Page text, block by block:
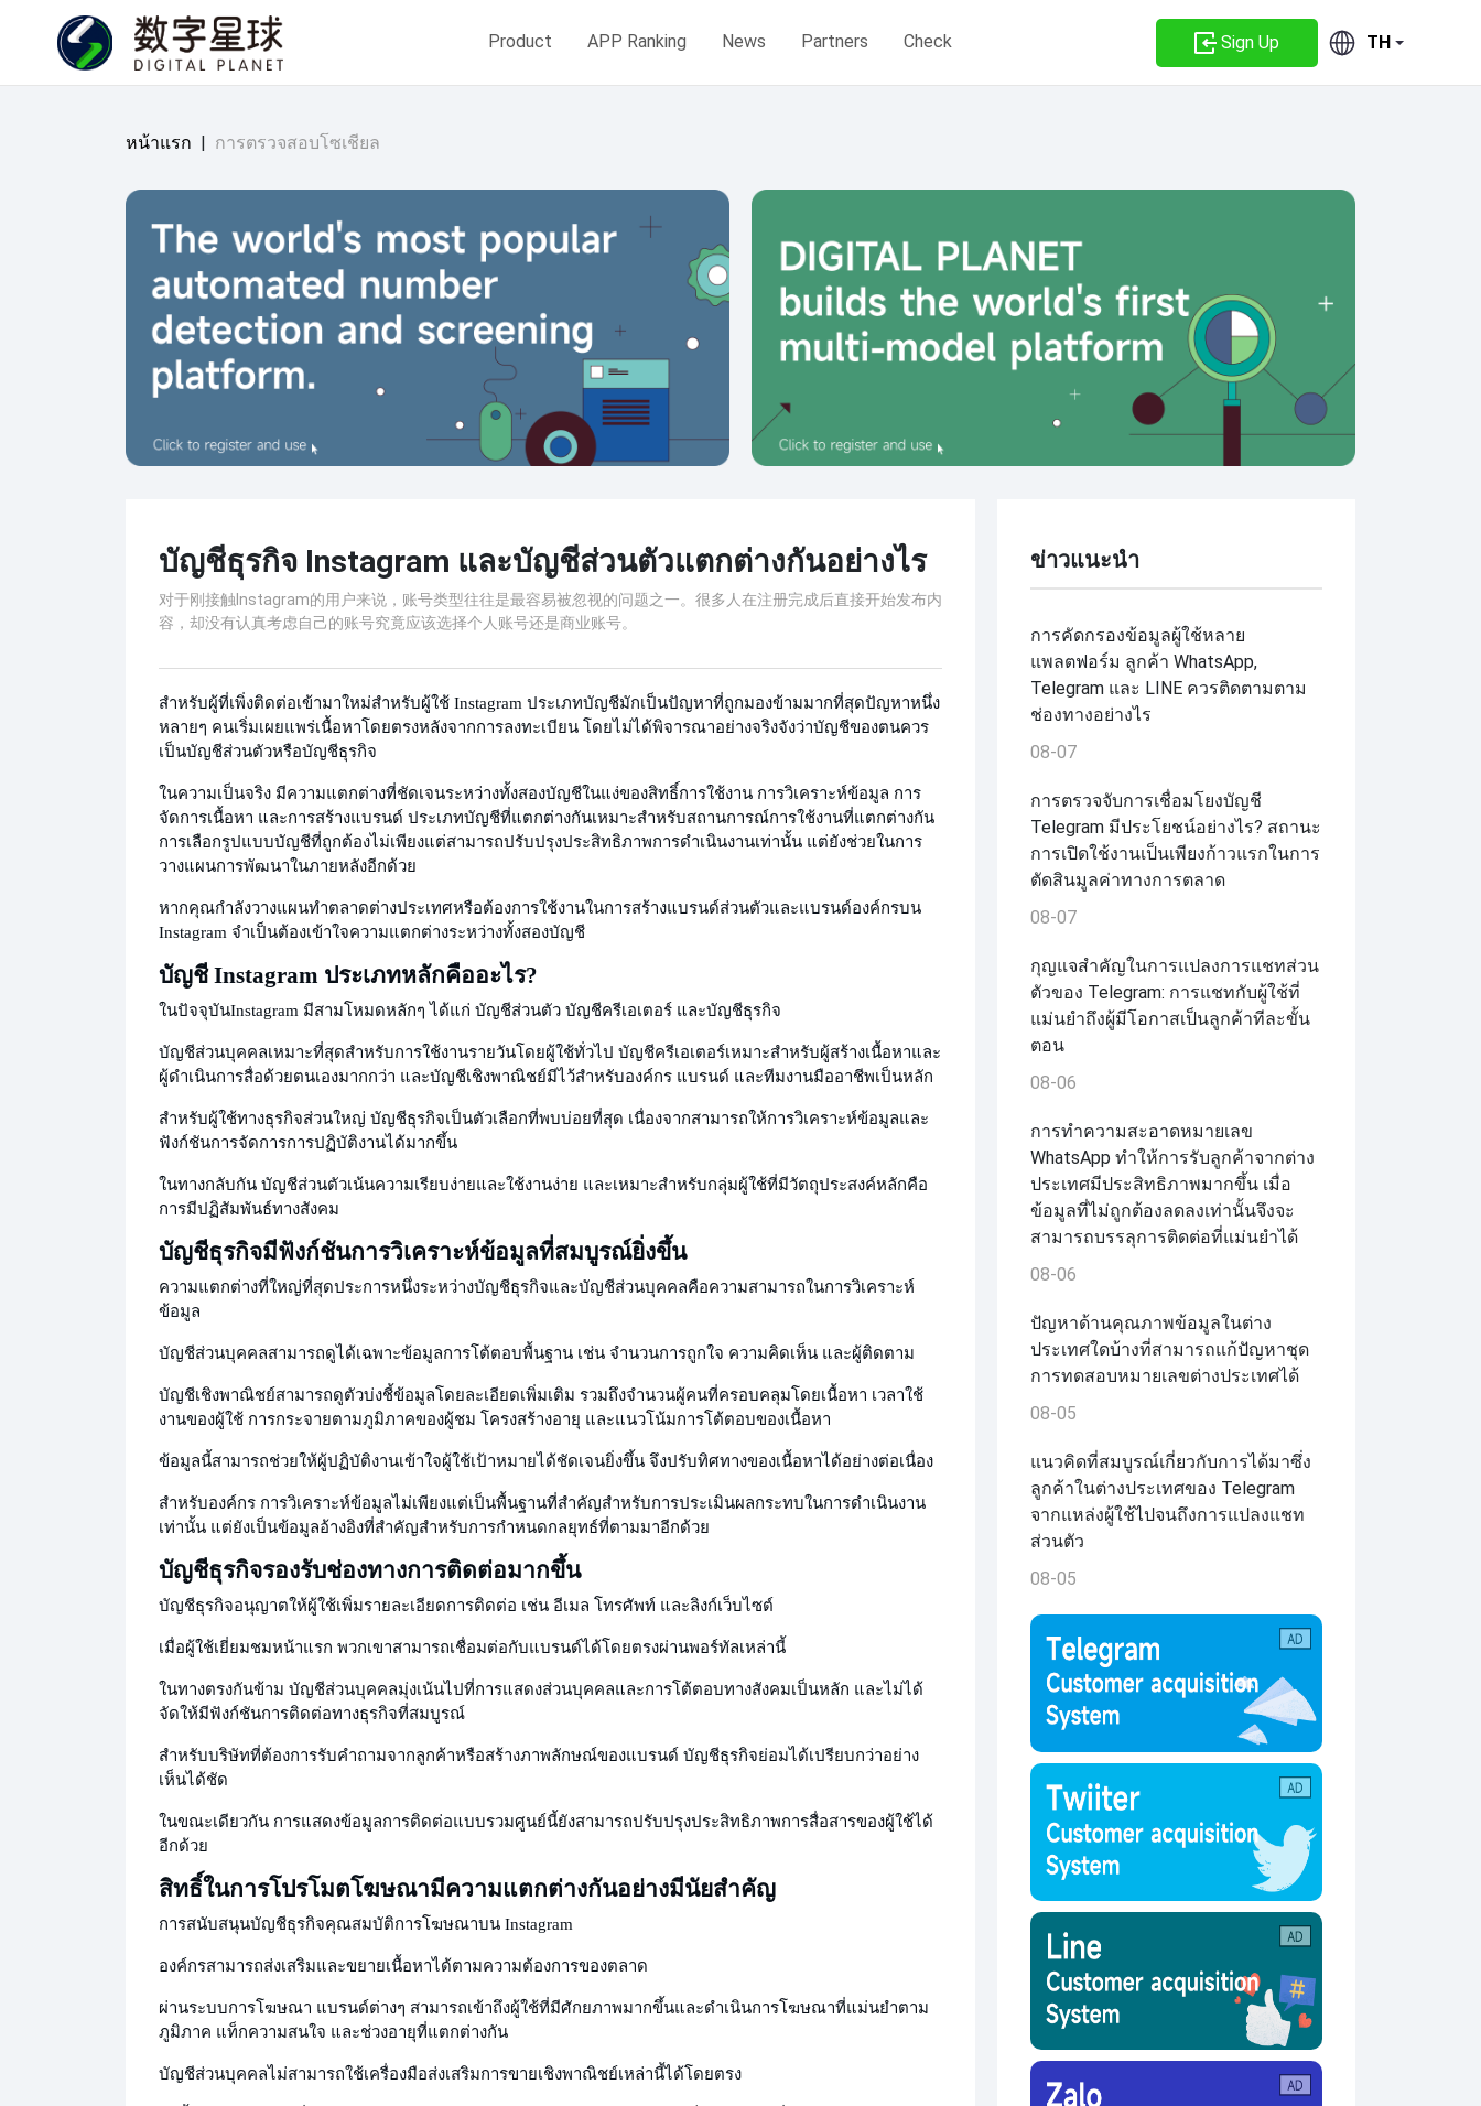
Product APP Ranking News Partners Check Sign Up TH
หน้าแรก | การตรวจสอบโซเชียล
บัญชีธุรกิจ Instagram และบัญชีส่วนตัวแตกต่างกันอย่างไร
对于刚接触Instagram的用户来说，账号类型往往是最容易被忽视的问题之一。很多人在注册完成后直接开始发布内
容，却没有认真考虑自己的账号究竟应该选择个人账号还是商业账号。
สำหรับผู้ที่เพิ่งติดต่อเข้ามาใหม่สำหรับผู้ใช้ Instagram ประเภทบัญชีมักเป็นปัญหาที่ถูกมองข้ามมากที่สุดปัญหาหนึ่ง
หลายๆ คนเริ่มเผยแพร่เนื้อหาโดยตรงหลังจากการลงทะเบียน โดยไม่ได้พิจารณาอย่างจริงจังว่าบัญชีของตนควร
เป็นบัญชีส่วนตัวหรือบัญชีธุรกิจ
ในความเป็นจริง มีความแตกต่างที่ชัดเจนระหว่างทั้งสองบัญชีในแง่ของสิทธิ์การใช้งาน การวิเคราะห์ข้อมูล การ
จัดการเนื้อหา และการสร้างแบรนด์ ประเภทบัญชีที่แตกต่างกันเหมาะสำหรับสถานการณ์การใช้งานที่แตกต่างกัน
การเลือกรูปแบบบัญชีที่ถูกต้องไม่เพียงแต่สามารถปรับปรุงประสิทธิภาพการดำเนินงานเท่านั้น แต่ยังช่วยในการ
วางแผนการพัฒนาในภายหลังอีกด้วย
หากคุณกำลังวางแผนทำตลาดต่างประเทศหรือต้องการใช้งานในการสร้างแบรนด์ส่วนตัวและแบรนด์องค์กรบน
Instagram จำเป็นต้องเข้าใจความแตกต่างระหว่างทั้งสองบัญชี
บัญชี Instagram ประเภทหลักคืออะไร?
ในปัจจุบันInstagram มีสามโหมดหลักๆ ได้แก่ บัญชีส่วนตัว บัญชีครีเอเตอร์ และบัญชีธุรกิจ
บัญชีส่วนบุคคลเหมาะที่สุดสำหรับการใช้งานรายวันโดยผู้ใช้ทั่วไป บัญชีครีเอเตอร์เหมาะสำหรับผู้สร้างเนื้อหาและ
ผู้ดำเนินการสื่อด้วยตนเองมากกว่า และบัญชีเชิงพาณิชย์มีไว้สำหรับองค์กร แบรนด์ และทีมงานมืออาชีพเป็นหลัก
สำหรับผู้ใช้ทางธุรกิจส่วนใหญ่ บัญชีธุรกิจเป็นตัวเลือกที่พบบ่อยที่สุด เนื่องจากสามารถให้การวิเคราะห์ข้อมูลและ
ฟังก์ชันการจัดการการปฏิบัติงานได้มากขึ้น
ในทางกลับกัน บัญชีส่วนตัวเน้นความเรียบง่ายและใช้งานง่าย และเหมาะสำหรับกลุ่มผู้ใช้ที่มีวัตถุประสงค์หลักคือ
การมีปฏิสัมพันธ์ทางสังคม
บัญชีธุรกิจมีฟังก์ชันการวิเคราะห์ข้อมูลที่สมบูรณ์ยิ่งขึ้น
ความแตกต่างที่ใหญ่ที่สุดประการหนึ่งระหว่างบัญชีธุรกิจและบัญชีส่วนบุคคลคือความสามารถในการวิเคราะห์
ข้อมูล
บัญชีส่วนบุคคลสามารถดูได้เฉพาะข้อมูลการโต้ตอบพื้นฐาน เช่น จำนวนการถูกใจ ความคิดเห็น และผู้ติดตาม
บัญชีเชิงพาณิชย์สามารถดูตัวบ่งชี้ข้อมูลโดยละเอียดเพิ่มเติม รวมถึงจำนวนผู้คนที่ครอบคลุมโดยเนื้อหา เวลาใช้
งานของผู้ใช้ การกระจายตามภูมิภาคของผู้ชม โครงสร้างอายุ และแนวโน้มการโต้ตอบของเนื้อหา
ข้อมูลนี้สามารถช่วยให้ผู้ปฏิบัติงานเข้าใจผู้ใช้เป้าหมายได้ชัดเจนยิ่งขึ้น จึงปรับทิศทางของเนื้อหาได้อย่างต่อเนื่อง
สำหรับองค์กร การวิเคราะห์ข้อมูลไม่เพียงแต่เป็นพื้นฐานที่สำคัญสำหรับการประเมินผลกระทบในการดำเนินงาน
เท่านั้น แต่ยังเป็นข้อมูลอ้างอิงที่สำคัญสำหรับการกำหนดกลยุทธ์ที่ตามมาอีกด้วย
บัญชีธุรกิจรองรับช่องทางการติดต่อมากขึ้น
บัญชีธุรกิจอนุญาตให้ผู้ใช้เพิ่มรายละเอียดการติดต่อ เช่น อีเมล โทรศัพท์ และลิงก์เว็บไซต์
เมื่อผู้ใช้เยี่ยมชมหน้าแรก พวกเขาสามารถเชื่อมต่อกับแบรนด์ได้โดยตรงผ่านพอร์ทัลเหล่านี้
ในทางตรงกันข้าม บัญชีส่วนบุคคลมุ่งเน้นไปที่การแสดงส่วนบุคคลและการโต้ตอบทางสังคมเป็นหลัก และไม่ได้
จัดให้มีฟังก์ชันการติดต่อทางธุรกิจที่สมบูรณ์
สำหรับบริษัทที่ต้องการรับคำถามจากลูกค้าหรือสร้างภาพลักษณ์ของแบรนด์ บัญชีธุรกิจย่อมได้เปรียบกว่าอย่าง
เห็นได้ชัด
ในขณะเดียวกัน การแสดงข้อมูลการติดต่อแบบรวมศูนย์นี้ยังสามารถปรับปรุงประสิทธิภาพการสื่อสารของผู้ใช้ได้
อีกด้วย
สิทธิ์ในการโปรโมตโฆษณามีความแตกต่างกันอย่างมีนัยสำคัญ
การสนับสนุนบัญชีธุรกิจคุณสมบัติการโฆษณาบน Instagram
องค์กรสามารถส่งเสริมและขยายเนื้อหาได้ตามความต้องการของตลาด
ผ่านระบบการโฆษณา แบรนด์ต่างๆ สามารถเข้าถึงผู้ใช้ที่มีศักยภาพมากขึ้นและดำเนินการโฆษณาที่แม่นยำตาม
ภูมิภาค แท็กความสนใจ และช่วงอายุที่แตกต่างกัน
บัญชีส่วนบุคคลไม่สามารถใช้เครื่องมือส่งเสริมการขายเชิงพาณิชย์เหล่านี้ได้โดยตรง
ข่าวแนะนำ
การคัดกรองข้อมูลผู้ใช้หลาย
แพลตฟอร์ม ลูกค้า WhatsApp,
Telegram และ LINE ควรติดตามตาม
ช่องทางอย่างไร
08-07
การตรวจจับการเชื่อมโยงบัญชี
Telegram มีประโยชน์อย่างไร? สถานะ
การเปิดใช้งานเป็นเพียงก้าวแรกในการ
ตัดสินมูลค่าทางการตลาด
08-07
กุญแจสำคัญในการแปลงการแชทส่วน
ตัวของ Telegram: การแชทกับผู้ใช้ที่
แม่นยำถึงผู้มีโอกาสเป็นลูกค้าทีละขั้น
ตอน
08-06
การทำความสะอาดหมายเลข
WhatsApp ทำให้การรับลูกค้าจากต่าง
ประเทศมีประสิทธิภาพมากขึ้น เมื่อ
ข้อมูลที่ไม่ถูกต้องลดลงเท่านั้นจึงจะ
สามารถบรรลุการติดต่อที่แม่นยำได้
08-06
ปัญหาด้านคุณภาพข้อมูลในต่าง
ประเทศใดบ้างที่สามารถแก้ปัญหาชุด
การทดสอบหมายเลขต่างประเทศได้
08-05
แนวคิดที่สมบูรณ์เกี่ยวกับการได้มาซึ่ง
ลูกค้าในต่างประเทศของ Telegram
จากแหล่งผู้ใช้ไปจนถึงการแปลงแชท
ส่วนตัว
08-05